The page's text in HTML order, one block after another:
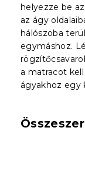
helyezze be
az ágy
hálószoba
egymáshoz.
a matracot
ágyakhoz egy